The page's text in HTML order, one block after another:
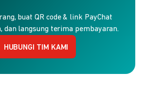
buat QR code & link PayChat
dan langsung terima pembayaran.
HUBUNGI TIM KAMI